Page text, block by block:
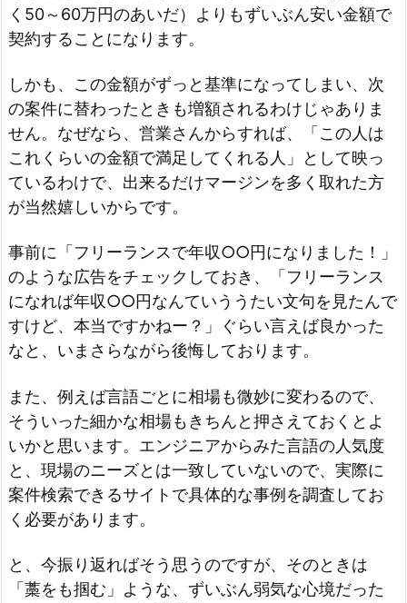
く50～60万円のあいだ）よりもずいぶん安い金額で
契約することになります。
しかも、この金額がずっと基準になってしまい、次
の案件に替わったときも増額されるわけじゃありま
せん。なぜなら、営業さんからすれば、「この人は
これくらいの金額で満足してくれる人」として映っ
ているわけで、出来るだけマージンを多く取れた方
が当然嬉しいからです。
事前に「フリーランスで年収○○円になりました！」
のような広告をチェックしておき、「フリーランス
になれば年収○○円なんていううたい文句を見たんで
すけど、本当ですかねー？」ぐらい言えば良かった
なと、いまさらながら後悔しております。
また、例えば言語ごとに相場も微妙に変わるので、
そういった細かな相場もきちんと押さえておくとよ
いかと思います。エンジニアからみた言語の人気度
と、現場のニーズとは一致していないので、実際に
案件検索できるサイトで具体的な事例を調査してお
く必要があります。
と、今振り返ればそう思うのですが、そのときは
「藁をも掴む」ような、ずいぶん弱気な心境だった